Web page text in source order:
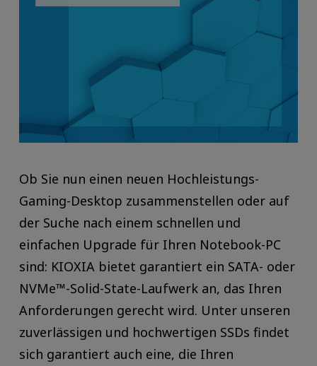
Ob Sie nun einen neuen Hochleistungs-
Gaming-Desktop zusammenstellen oder auf
der Suche nach einem schnellen und
einfachen Upgrade für Ihren Notebook-PC
sind: KIOXIA bietet garantiert ein SATA- oder
NVMe™-Solid-State-Laufwerk an, das Ihren
Anforderungen gerecht wird. Unter unseren
zuverlässigen und hochwertigen SSDs findet
sich garantiert auch eine, die Ihren